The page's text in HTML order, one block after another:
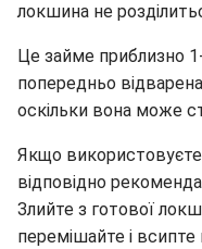
локшина не
Це займе приблизно
попередньо
оскільки вона може
Якщо використовуєте
відповідно
Злийте з готової
перемішайте і всипте